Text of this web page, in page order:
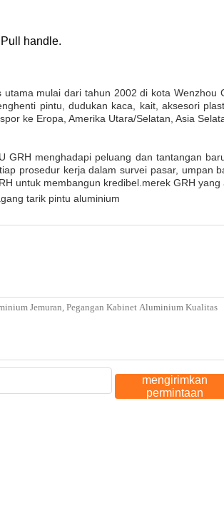
handle.
mulai dari tahun 2002 di kota Wenzhou
pintu, dudukan kaca, kait, aksesori
ke Eropa, Amerika Utara/Selatan, Asia
menghadapi peluang dan tantangan
prosedur kerja dalam survei pasar, umpan
untuk membangun kredibel.merek GRH
tarik pintu aluminium
mengirimkan
permintaan